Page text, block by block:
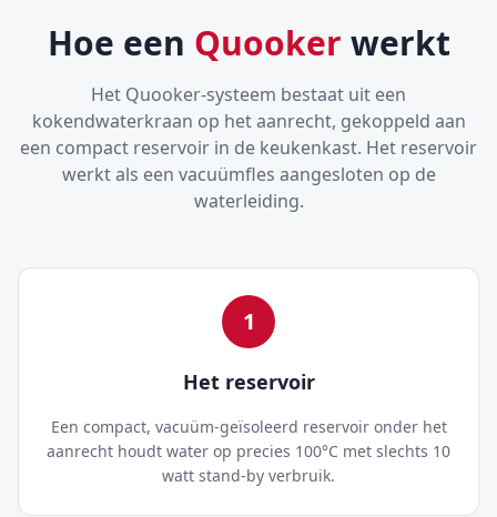
Hoe een Quooker werkt
Het Quooker-systeem bestaat uit een
kokendwaterkraan op het aanrecht, gekoppeld aan
een compact reservoir in de keukenkast. Het reservoir
werkt als een vacuümfles aangesloten op de
waterleiding.
1
Het reservoir
Een compact, vacuüm-geïsoleerd reservoir onder het
aanrecht houdt water op precies 100°C met slechts 10
watt stand-by verbruik.